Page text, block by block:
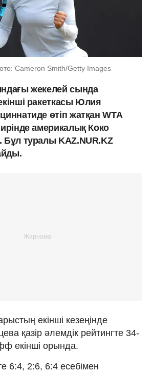
Cameron Smith/Getty Images
жекелей сында
ракеткасы Юлия
өтіп жатқан WTA
америкалық Коко
туралы KAZ.NUR.KZ
екінші кезеңінде
қазір әлемдік рейтингте 34-
екінші орында.
6:4, 2:6, 6:4 есебімен